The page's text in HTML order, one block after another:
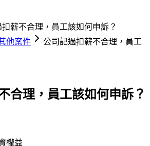
薪不合理，員工該如何申訴？
他案件
公司記過扣薪不合理，員工
合理，員工該如何申訴？
權益